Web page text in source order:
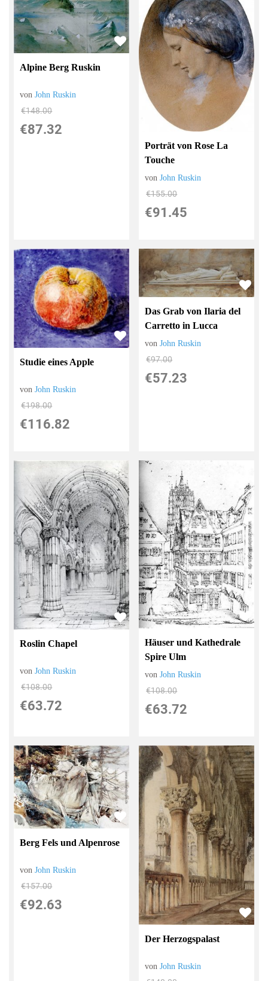
Alpine Berg Ruskin
vonJohn Ruskin
€148.00
€87.32
Porträt von Rose La
Touche
vonJohn Ruskin
€155.00
€91.45
Studie eines Apple
vonJohn Ruskin
€198.00
€116.82
Das Grab von Ilaria del
Carretto in Lucca
vonJohn Ruskin
€97.00
€57.23
Roslin Chapel
vonJohn Ruskin
€108.00
€63.72
Häuser und Kathedrale
Spire Ulm
vonJohn Ruskin
€108.00
€63.72
Berg Fels und Alpenrose
vonJohn Ruskin
€157.00
€92.63
Der Herzogspalast
vonJohn Ruskin